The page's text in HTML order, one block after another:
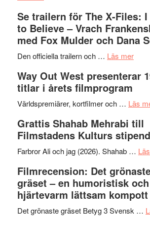
Sweden
Jazz
Festival
2026
II
Internationella
storheter
samarbeten
Se trailern för The X-Files: I
to Believe – Vrach
med Fox Mulder och Dana
Den officiella trailern och … Läs merom
The
Files:
I
Want
–
Vrach
Way Out West presenterar
titlar i årets filmprogram
Världspremiärer, kortfilmer och … Läs
Grattis Shahab Mehrabi till
Filmstadens Kulturs
Farbror Ali och jag (2026). Shahab …
Filmrecension: Det
gräset – en humoristisk och
hjärtevarm lättsam kompott
Det grönaste gräset Betyg 3 Svensk …